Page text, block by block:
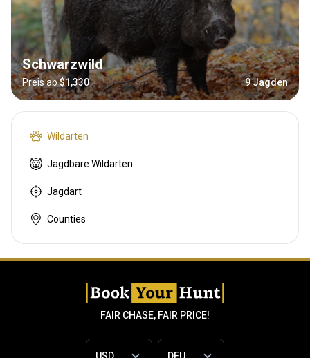
Schwarzwild
Preis ab$1,330 9 Jagden
Wildarten
Jagdbare Wildarten
Jagdart
Counties
FAIR CHASE, FAIR PRICE!